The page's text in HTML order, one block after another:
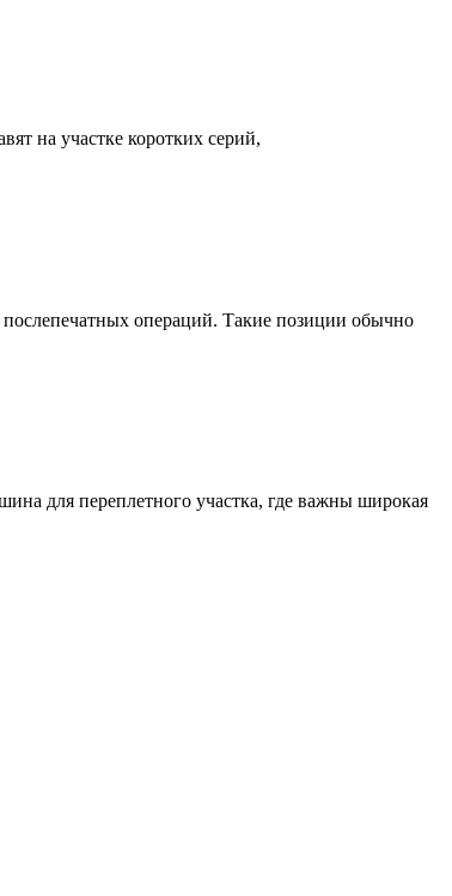
на участке коротких серий,
операций. Такие позиции обычно
для переплетного участка, где важны широкая